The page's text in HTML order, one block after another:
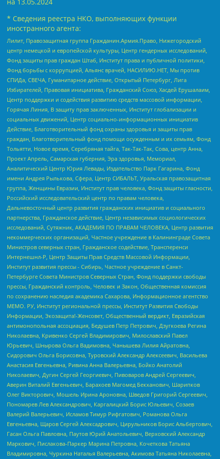
* Сведения реестра НКО, выполняющих функции
иностранного агента:
Лилит, Правозащитная группа Гражданин.Армия.Право, Нижегородский
центр немецкой и европейской культуры, Центр гендерных исследований,
Фонд защиты прав граждан Штаб, Институт права и публичной политики,
Фонд борьбы с коррупцией, Альянс врачей, НАСИЛИЮ.НЕТ, Мы против
СПИДа, СВЕЧА, Гуманитарное действие, Открытый Петербург, Лига
Избирателей, Правовая инициатива, Гражданский Союз, Хасдей Ерушалаим,
Центр поддержки и содействия развитию средств массовой информации,
Горячая Линия, В защиту прав заключенных, Институт глобализации и
социальных движений, Центр социально-информационных инициатив
Действие, Благотворительный фонд охраны здоровья и защиты прав
граждан, Благотворительный фонд помощи осужденным и их семьям, Фонд
Тольятти, Новое время, Серебряная тайга, Так-Так-Так, Сова, центр Анна,
Проект Апрель, Самарская губерния, Эра здоровья, Мемориал,
Аналитический Центр Юрия Левады, Издательство Парк Гагарина, Фонд
имени Андрея Рылькова, Сфера, Центр СИБАЛЬТ, Уральская правозащитная
группа, Женщины Евразии, Институт прав человека, Фонд защиты гласности,
Российский исследовательский центр по правам человека,
Дальневосточный центр развития гражданских инициатив и социального
партнерства, Гражданское действие, Центр независимых социологических
исследований, Сутяжник, АКАДЕМИЯ ПО ПРАВАМ ЧЕЛОВЕКА, Центр развития
некоммерческих организаций, Частное учреждение в Калининграде Совета
Министров северных стран, Гражданское содействие, Трансперенси
Интернешнл-Р, Центр Защиты Прав Средств Массовой Информации,
Институт развития прессы - Сибирь, Частное учреждение в Санкт-
Петербурге Совета Министров Северных Стран, Фонд поддержки свободы
прессы, Гражданский контроль, Человек и Закон, Общественная комиссия
по сохранению наследия академика Сахарова, Информационное агентство
МЕМО. РУ, Институт региональной прессы, Институт Развития Свободы
Информации, Экозащита!-Женсовет, Общественный вердикт, Евразийская
антимонопольная ассоциация, Бедушев Петр Петрович, Дзугкоева Регина
Николаевна, Кривенко Сергей Владимирович, Милославский Павел
Юрьевич, Шнырова Ольга Вадимовна, Чанышева Лилия Айратовна,
Сидорович Ольга Борисовна, Туровский Александр Алексеевич, Васильева
Анастасия Евгеньевна, Ривина Анна Валерьевна, Бойко Анатолий
Николаевич, Дугин Сергей Георгиевич, Пивоваров Андрей Сергеевич,
Аверин Виталий Евгеньевич, Барахоев Магомед Бекханович, Шарипков
Олег Викторович, Мошель Ирина Ароновна, Шведов Григорий Сергеевич,
Пономарев Лев Александрович, Каргалицкий Борис Юльевич, Созаев
Валерий Валерьевич, Исламов Тимур Рифгатович, Романова Ольга
Евгеньевна, Щаров Сергей Алексадрович, Цирульников Борис Альбертович,
Гасан Ольга Павловна, Паутов Юрий Анатольевич, Верховский Александр
Маркович, Пислакова-Паркер Марина Петровна, Кочеткова Татьяна
Владимировна, Чуркина Наталья Валерьевна, Акимова Татьяна Николаевна,